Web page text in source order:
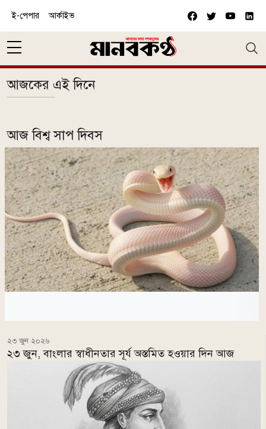
ই-পেপার আর্কাইভ
আজকের এই দিনে
আজ বিশ্ব সাপ দিবস
২৩ জুন ২০২৬
২৩ জুন, বাংলার স্বাধীনতার সূর্য অস্তমিত হওয়ার দিন আজ